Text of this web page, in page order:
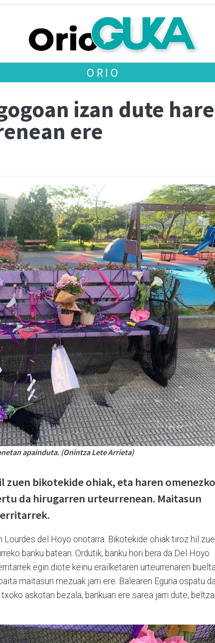
ORIO
izan dute
ere
apainduta. (Onintza Lete Arrieta)
zuen bikotekide ohiak, eta haren omenezko
da hirugarren urteurrenean. Maitasun
del Hoyo oriotarra. Bikotekide ohiak tiroz hil
banku batean. Ordutik, banku hori bera da Del Hoyo
egin diote keinu erailketaren urteurrenaren
maitasun mezuak jarri ere. Balearen Eguna ospatu da
askotan bezala, bankuan ere sarea jarri dute; beltza,